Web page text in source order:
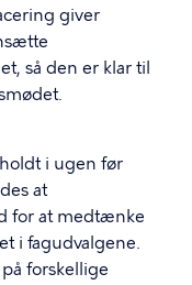
giver
så den er klar til
i ugen før
at
for at medtænke
i fagudvalgene.
forskellige